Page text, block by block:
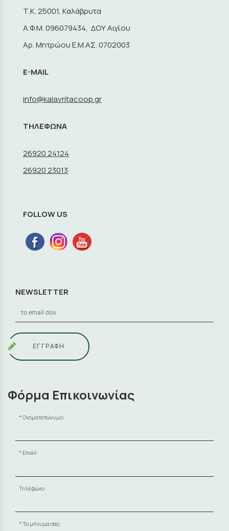
Τ.Κ. 25001, Καλάβρυτα
A.Φ.Μ. 096079434, ΔΟΥ Αιγίου
Αρ. Μητρώου Ε.Μ.ΑΣ. 0702003
E-MAIL
info@kalavritacoop.gr
ΤΗΛΕΦΩΝΑ
26920 24124
26920 23013
FOLLOW US
NEWSLETTER
ΕΓΓΡΑΦΗ
Φόρμα Επικοινωνίας
Ονοματεπώνυμο:
Email:
Τηλέφωνο:
Το μήνυμα σας: